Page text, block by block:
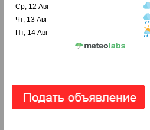
Ср, 12 Авг
Чт, 13 Авг
Пт, 14 Авг